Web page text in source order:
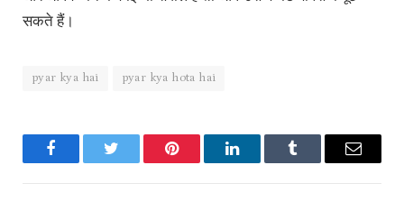
सकते हैं।
pyar kya hai pyar kya hota hai
FacebookTwitter Pinterest LinkedInTumblr Email